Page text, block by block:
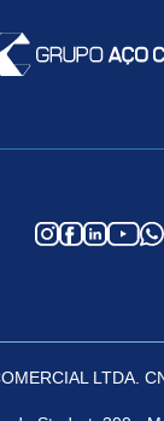
LTDA.